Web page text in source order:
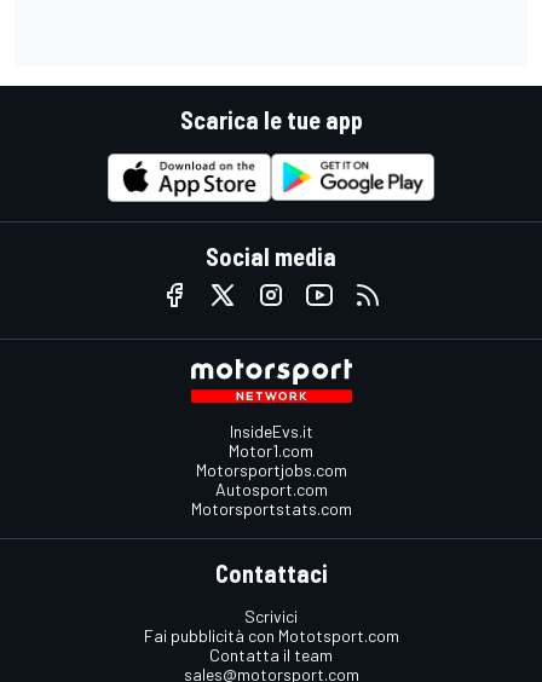
Scarica le tue app
Social media
InsideEvs.it
Motor1.com
Motorsportjobs.com
Autosport.com
Motorsportstats.com
Contattaci
Scrivici
Fai pubblicità con Mototsport.com
Contatta il team
sales@motorsport.com